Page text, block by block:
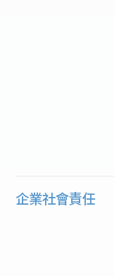
企業社會責任